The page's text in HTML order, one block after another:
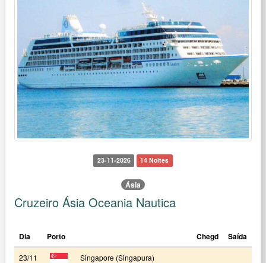
23-11-2026 14 Noites
Ásia
Cruzeiro Ásia Oceania Nautica
Dia Porto Chegd Saída
23/11
Singapore (Singapura)